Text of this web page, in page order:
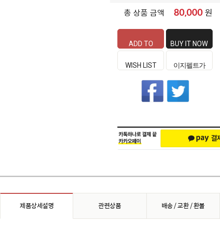
총 상품 금액
80,000원
ADD TO
CART
BUY IT NOW
WISH LIST 이지펠트가
좋은 이유
제품상세설명 관련상품 배송 / 교환 / 환불